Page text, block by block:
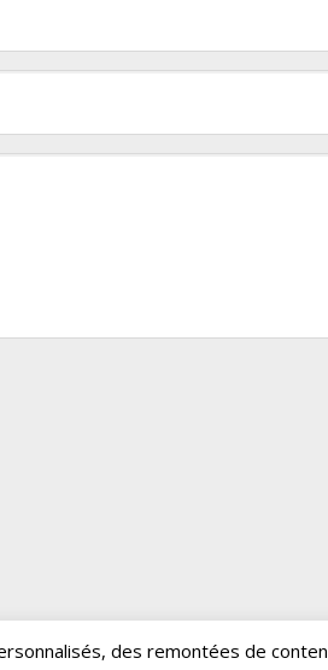
des remontées de